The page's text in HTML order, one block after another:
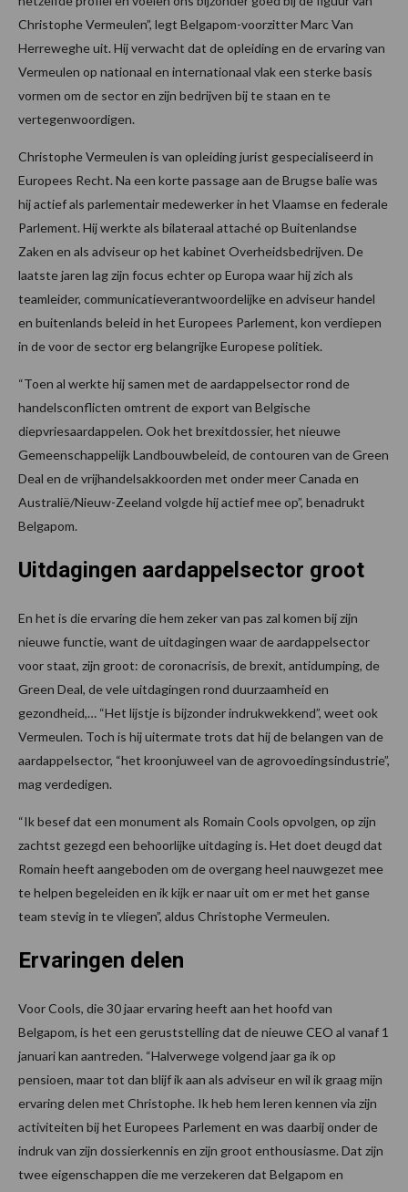
Christophe Vermeulen”, legt Belgapom-voorzitter Marc Van
Herreweghe uit. Hij verwacht dat de opleiding en de ervaring van
Vermeulen op nationaal en internationaal vlak een sterke basis
vormen om de sector en zijn bedrijven bij te staan en te
vertegenwoordigen.
Christophe Vermeulen is van opleiding jurist gespecialiseerd in
Europees Recht. Na een korte passage aan de Brugse balie was
hij actief als parlementair medewerker in het Vlaamse en federale
Parlement. Hij werkte als bilateraal attaché op Buitenlandse
Zaken en als adviseur op het kabinet Overheidsbedrijven. De
laatste jaren lag zijn focus echter op Europa waar hij zich als
teamleider, communicatieverantwoordelijke en adviseur handel
en buitenlands beleid in het Europees Parlement, kon verdiepen
in de voor de sector erg belangrijke Europese politiek.
“Toen al werkte hij samen met de aardappelsector rond de
handelsconflicten omtrent de export van Belgische
diepvriesaardappelen. Ook het brexitdossier, het nieuwe
Gemeenschappelijk Landbouwbeleid, de contouren van de Green
Deal en de vrijhandelsakkoorden met onder meer Canada en
Australië/Nieuw-Zeeland volgde hij actief mee op”, benadrukt
Belgapom.
Uitdagingen aardappelsector groot
En het is die ervaring die hem zeker van pas zal komen bij zijn
nieuwe functie, want de uitdagingen waar de aardappelsector
voor staat, zijn groot: de coronacrisis, de brexit, antidumping, de
Green Deal, de vele uitdagingen rond duurzaamheid en
gezondheid,… “Het lijstje is bijzonder indrukwekkend”, weet ook
Vermeulen. Toch is hij uitermate trots dat hij de belangen van de
aardappelsector, “het kroonjuweel van de agrovoedingsindustrie”,
mag verdedigen.
“Ik besef dat een monument als Romain Cools opvolgen, op zijn
zachtst gezegd een behoorlijke uitdaging is. Het doet deugd dat
Romain heeft aangeboden om de overgang heel nauwgezet mee
te helpen begeleiden en ik kijk er naar uit om er met het ganse
team stevig in te vliegen”, aldus Christophe Vermeulen.
Ervaringen delen
Voor Cools, die 30 jaar ervaring heeft aan het hoofd van
Belgapom, is het een geruststelling dat de nieuwe CEO al vanaf 1
januari kan aantreden. “Halverwege volgend jaar ga ik op
pensioen, maar tot dan blijf ik aan als adviseur en wil ik graag mijn
ervaring delen met Christophe. Ik heb hem leren kennen via zijn
activiteiten bij het Europees Parlement en was daarbij onder de
indruk van zijn dossierkennis en zijn groot enthousiasme. Dat zijn
twee eigenschappen die me verzekeren dat Belgapom en